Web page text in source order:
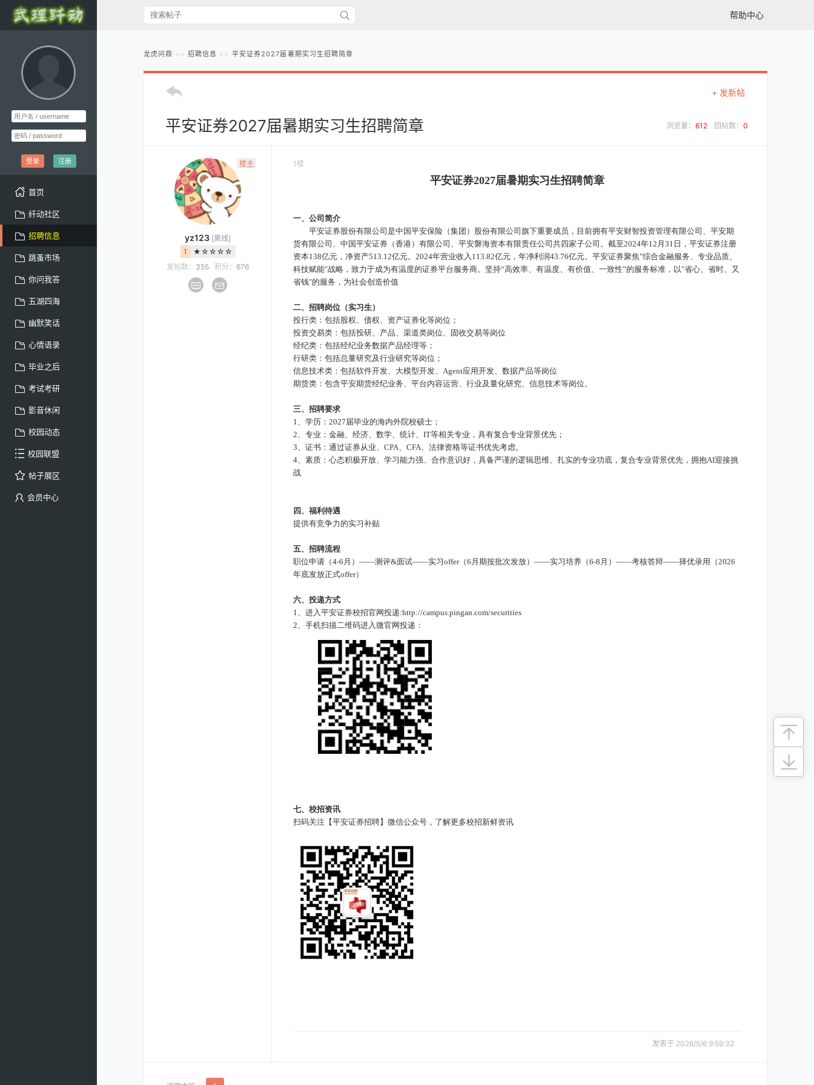
登录 注册
首页
纤动社区
招聘信息
跳蚤市场
你问我答
五湖四海
幽默笑话
心情语录
毕业之后
考试考研
影音休闲
校园动态
校园联盟
帖子展区
会员中心
帮助中心
龙虎问鼎 招聘信息 平安证券2027届暑期实习生招聘简章
+ 发新帖
平安证券2027届暑期实习生招聘简章 浏览量： 612 回帖数： 0
楼主
yz123 [离线]
1
★☆☆☆☆
发帖数： 355 积分： 676
1楼
平安证券2027届暑期实习生招聘简章
一、公司简介
平安证券股份有限公司是中国平安保险（集团）股份有限公司旗下重要成员，目前拥有平安财智投资管理有限公司、平安期
货有限公司、中国平安证券（香港）有限公司、平安磐海资本有限责任公司共四家子公司。截至2024年12月31日，平安证券注册
资本138亿元，净资产513.12亿元。2024年营业收入113.82亿元，年净利润43.76亿元。平安证券聚焦"综合金融服务、专业品质、
科技赋能"战略，致力于成为有温度的证券平台服务商。坚持“高效率、有温度、有价值、一致性”的服务标准，以"省心、省时、又
省钱"的服务，为社会创造价值
二、招聘岗位（实习生）
投行类：包括股权、债权、资产证券化等岗位；
投资交易类：包括投研、产品、渠道类岗位、固收交易等岗位
经纪类：包括经纪业务数据产品经理等；
行研类：包括总量研究及行业研究等岗位；
信息技术类：包括软件开发、大模型开发、Agent应用开发、数据产品等岗位
期货类：包含平安期货经纪业务、平台内容运营、行业及量化研究、信息技术等岗位。
三、招聘要求
1、学历：2027届毕业的海内外院校硕士；
2、专业：金融、经济、数学、统计、IT等相关专业，具有复合专业背景优先；
3、证书：通过证券从业、CPA、CFA、法律资格等证书优先考虑。
4、素质：心态积极开放、学习能力强、合作意识好，具备严谨的逻辑思维、扎实的专业功底，复合专业背景优先，拥抱AI迎接挑
战
四、福利待遇
提供有竞争力的实习补贴
五、招聘流程
职位申请（4-6月）——测评&面试——实习offer（6月期按批次发放）——实习培养（6-8月）——考核答辩——择优录用（2026
年底发放正式offer）
六、投递方式
1、进入平安证券校招官网投递:http://campus.pingan.com/securities
2、手机扫描二维码进入微官网投递：
七、校招资讯
扫码关注【平安证券招聘】微信公众号，了解更多校招新鲜资讯
发表于 2026/5/6 9:59:32